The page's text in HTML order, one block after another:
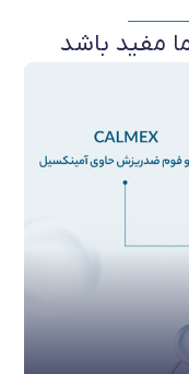
مفید باشد